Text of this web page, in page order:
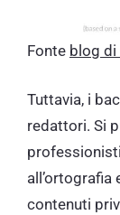
Fonte blog di
Tuttavia, i
redattori. Si
all’ortografia
contenuti